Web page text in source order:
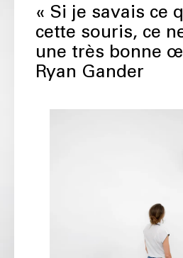
« Si je savais ce
cette souris, ce
une très bonne
Ryan Gander